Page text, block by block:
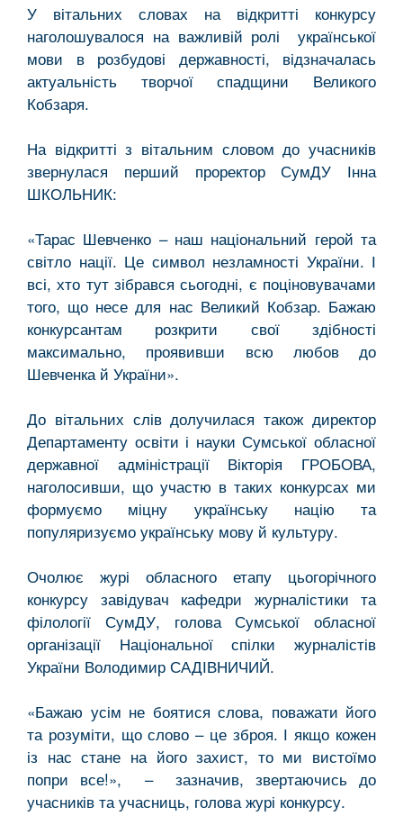
У вітальних словах на відкритті конкурсу
наголошувалося на важливій ролі української
мови в розбудові державності, відзначалась
актуальність творчої спадщини Великого
Кобзаря.
На відкритті з вітальним словом до учасників
звернулася перший проректор СумДУ Інна
ШКОЛЬНИК:
«Тарас Шевченко – наш національний герой та
світло нації. Це символ незламності України. І
всі, хто тут зібрався сьогодні, є поціновувачами
того, що несе для нас Великий Кобзар. Бажаю
конкурсантам розкрити свої здібності
максимально, проявивши всю любов до
Шевченка й України».
До вітальних слів долучилася також директор
Департаменту освіти і науки Сумської обласної
державної адміністрації Вікторія ГРОБОВА,
наголосивши, що участю в таких конкурсах ми
формуємо міцну українську націю та
популяризуємо українську мову й культуру.
Очолює журі обласного етапу цьогорічного
конкурсу завідувач кафедри журналістики та
філології СумДУ, голова Сумської обласної
організації Національної спілки журналістів
України Володимир САДІВНИЧИЙ.
«Бажаю усім не боятися слова, поважати його
та розуміти, що слово – це зброя. І якщо кожен
із нас стане на його захист, то ми вистоїмо
попри все!», – зазначив, звертаючись до
учасників та учасниць, голова журі конкурсу.